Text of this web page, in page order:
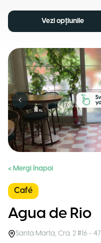
Vezi opțiunile
Previous slide
< Mergi înapoi
Café
Agua de Rio
Santa Marta, Cra. 2 #16 - 47